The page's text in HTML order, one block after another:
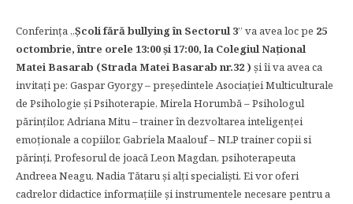
Conferinţa „Şcoli fără bullying în Sectorul 3” va avea loc pe 25
octombrie, între orele 13:00 şi 17:00, la Colegiul Naţional
Matei Basarab (Strada Matei Basarab nr.32 ) şi îi va avea ca
invitaţi pe: Gaspar Gyorgy – preşedintele Asociaţiei Multiculturale
de Psihologie şi Psihoterapie, Mirela Horumbă – Psihologul
părinţilor, Adriana Mitu – trainer în dezvoltarea inteligenţei
emoţionale a copiilor, Gabriela Maalouf – NLP trainer copii si
părinți, Profesorul de joacă Leon Magdan, psihoterapeuta
Andreea Neagu, Nadia Tătaru şi alţi specialişti. Ei vor oferi
cadrelor didactice informaţiile şi instrumentele necesare pentru a